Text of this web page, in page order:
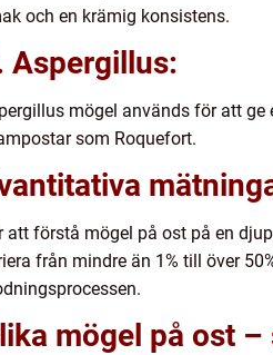
och en krämig konsistens.
Aspergillus:
mögel används för att
som Roquefort.
att förstå mögel på ost på en
från mindre än 1% till över
mögel på ost